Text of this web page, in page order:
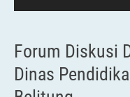
Forum Diskusi
Dinas